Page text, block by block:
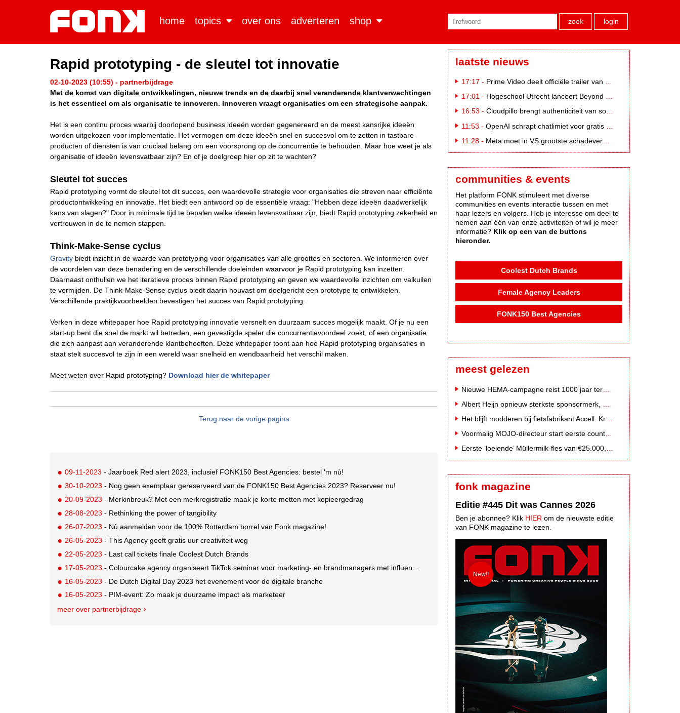
home topics over ons adverteren shop zoek login
Rapid prototyping - de sleutel tot innovatie
02-10-2023 (10:55) - partnerbijdrage
Met de komst van digitale ontwikkelingen, nieuwe trends en de daarbij snel veranderende klantverwachtingen
is het essentieel om als organisatie te innoveren. Innoveren vraagt organisaties om een strategische aanpak.
Het is een continu proces waarbij doorlopend business ideeën worden gegenereerd en de meest kansrijke ideeën
worden uitgekozen voor implementatie. Het vermogen om deze ideeën snel en succesvol om te zetten in tastbare
producten of diensten is van cruciaal belang om een voorsprong op de concurrentie te behouden. Maar hoe weet je als
organisatie of ideeën levensvatbaar zijn? En of je doelgroep hier op zit te wachten?
Sleutel tot succes
Rapid prototyping vormt de sleutel tot dit succes, een waardevolle strategie voor organisaties die streven naar efficiënte
productontwikkeling en innovatie. Het biedt een antwoord op de essentiële vraag: "Hebben deze ideeën daadwerkelijk
kans van slagen?" Door in minimale tijd te bepalen welke ideeën levensvatbaar zijn, biedt Rapid prototyping zekerheid en
vertrouwen in de te nemen stappen.
Think-Make-Sense cyclus
Gravity biedt inzicht in de waarde van prototyping voor organisaties van alle groottes en sectoren. We informeren over
de voordelen van deze benadering en de verschillende doeleinden waarvoor je Rapid prototyping kan inzetten.
Daarnaast onthullen we het iteratieve proces binnen Rapid prototyping en geven we waardevolle inzichten om valkuilen
te vermijden. De Think-Make-Sense cyclus biedt daarin houvast om doelgericht een prototype te ontwikkelen.
Verschillende praktijkvoorbeelden bevestigen het succes van Rapid prototyping.
Verken in deze whitepaper hoe Rapid prototyping innovatie versnelt en duurzaam succes mogelijk maakt. Of je nu een
start-up bent die snel de markt wil betreden, een gevestigde speler die concurrentievoordeel zoekt, of een organisatie
die zich aanpast aan veranderende klantbehoeften. Deze whitepaper toont aan hoe Rapid prototyping organisaties in
staat stelt succesvol te zijn in een wereld waar snelheid en wendbaarheid het verschil maken.
Meet weten over Rapid prototyping? Download hier de whitepaper
Terug naar de vorige pagina
09-11-2023 - Jaarboek Red alert 2023, inclusief FONK150 Best Agencies: bestel 'm nù!
30-10-2023 - Nog geen exemplaar gereserveerd van de FONK150 Best Agencies 2023? Reserveer nu!
20-09-2023 - Merkinbreuk? Met een merkregistratie maak je korte metten met kopieergedrag
28-08-2023 - Rethinking the power of tangibility
26-07-2023 - Nù aanmelden voor de 100% Rotterdam borrel van Fonk magazine!
26-05-2023 - This Agency geeft gratis uur creativiteit weg
22-05-2023 - Last call tickets finale Coolest Dutch Brands
17-05-2023 - Colourcake agency organiseert TikTok seminar voor marketing- en brandmanagers met influencer Kwebbelkop
16-05-2023 - De Dutch Digital Day 2023 het evenement voor de digitale branche
16-05-2023 - PIM-event: Zo maak je duurzame impact als marketeer
meer over partnerbijdrage
laatste nieuws
17:17 - Prime Video deelt officiële trailer van L*VE KLEINE
17:01 - Hogeschool Utrecht lanceert Beyond Campus binnen International Creative Business
16:53 - Cloudpillo brengt authenticiteit van social naar tv
11:53 - OpenAI schrapt chatlimiet voor gratis ChatGPT-gebruikers
11:28 - Meta moet in VS grootste schadevergoeding ooit betalen: 567 miljoen dollar
communities & events
Het platform FONK stimuleert met diverse
communities en events interactie tussen en met
haar lezers en volgers. Heb je interesse om deel te
nemen aan één van onze activiteiten of wil je meer
informatie? Klik op een van de buttons
hieronder.
Coolest Dutch Brands
Female Agency Leaders
FONK150 Best Agencies
meest gelezen
Eerste ‘loeiende’ Müllermilk-fles van €25.000,- gevonden
fonk magazine
Editie #445 Dit was Cannes 2026
Ben je abonnee? Klik HIER om de nieuwste editie
van FONK magazine te lezen.